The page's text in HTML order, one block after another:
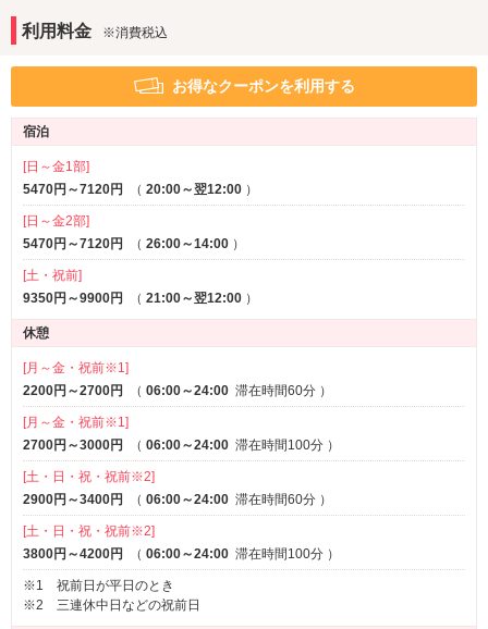
セレクトシャンプー
ヘアアイロン
コスプレ
部屋タイプ
和室 ※一部
サービス
ルームサービス
利用料金 ※消費税込
お得なクーポンを利用する
宿泊
[日～金1部]
5470円～7120円
（ 20:00～翌12:00 ）
[日～金2部]
5470円～7120円
（ 26:00～14:00 ）
[土・祝前]
9350円～9900円
（ 21:00～翌12:00 ）
休憩
[月～金・祝前※1]
2200円～2700円
（ 06:00～24:00 滞在時間60分 ）
[月～金・祝前※1]
2700円～3000円
（ 06:00～24:00 滞在時間100分 ）
[土・日・祝・祝前※2]
2900円～3400円
（ 06:00～24:00 滞在時間60分 ）
[土・日・祝・祝前※2]
3800円～4200円
（ 06:00～24:00 滞在時間100分 ）
※1 祝前日が平日のとき
※2 三連休中日などの祝前日